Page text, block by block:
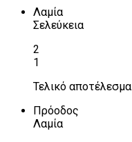
Λαμία
Σελεύκεια
2
1
Τελικό αποτέλεσμα
Πρόοδος
Λαμία